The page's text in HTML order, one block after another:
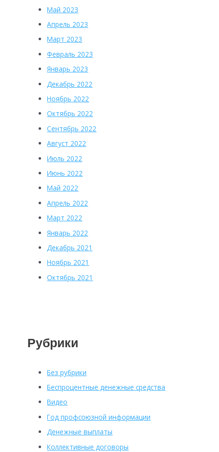
Май 2023
Апрель 2023
Март 2023
Февраль 2023
Январь 2023
Декабрь 2022
Ноябрь 2022
Октябрь 2022
Сентябрь 2022
Август 2022
Июль 2022
Июнь 2022
Май 2022
Апрель 2022
Март 2022
Январь 2022
Декабрь 2021
Ноябрь 2021
Октябрь 2021
Рубрики
Без рубрики
Беспроцентные денежные средства
Видео
Год профсоюзной информации
Денежные выплаты
Коллективные договоры